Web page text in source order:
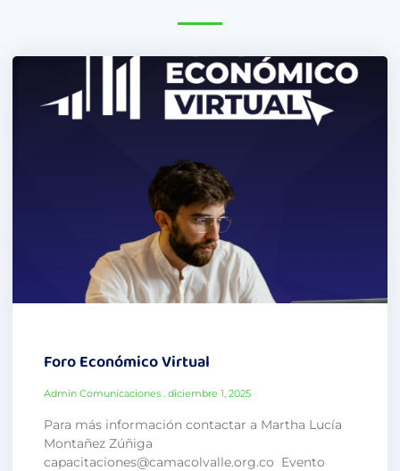
Foro Económico Virtual
Admin Comunicaciones diciembre 1, 2025
Para más información contactar a Martha Lucía
Montañez Zúñiga
capacitaciones@camacolvalle.org.co Evento